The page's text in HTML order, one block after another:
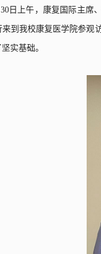
30日上午，康复国际主席
来到我校康复医学院参观
实基础。